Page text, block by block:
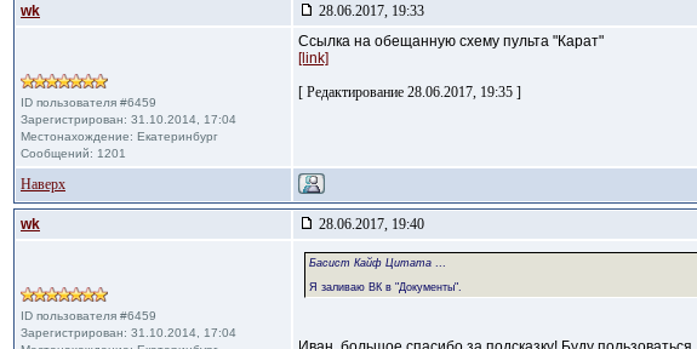
wk 28.06.2017, 19:33
ID пользователя #6459
Зарегистрирован: 31.10.2014, 17:04
Местонахождение: Екатеринбург
Сообщений: 1201
Ссылка на обещанную схему пульта "Карат"
[link]
[ Редактирование 28.06.2017, 19:35 ]
Наверх
wk 28.06.2017, 19:40
ID пользователя #6459
Зарегистрирован: 31.10.2014, 17:04
Басист Кайф Цитата ...
Я заливаю ВК в "Документы".